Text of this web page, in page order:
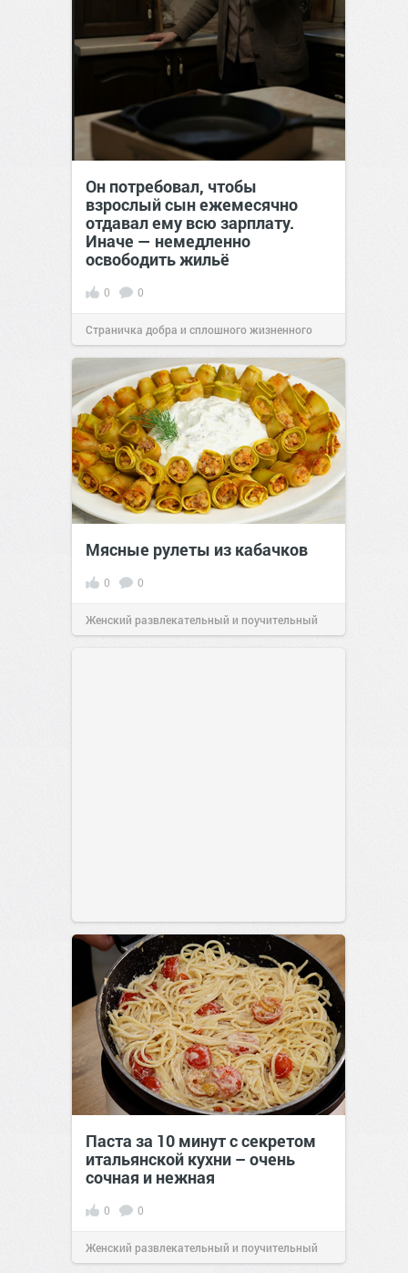
Он потребовал, чтобы
взрослый сын ежемесячно
отдавал ему всю зарплату.
Иначе — немедленно
освободить жильё
0 0
Страничка добра и сплошного жизненного
позитива!00:29Сегодня
Мясные рулеты из кабачков
0 0
Женский развлекательный и поучительный
Паста за 10 минут с секретом
итальянской кухни – очень
сочная и нежная
0 0
Женский развлекательный и поучительный